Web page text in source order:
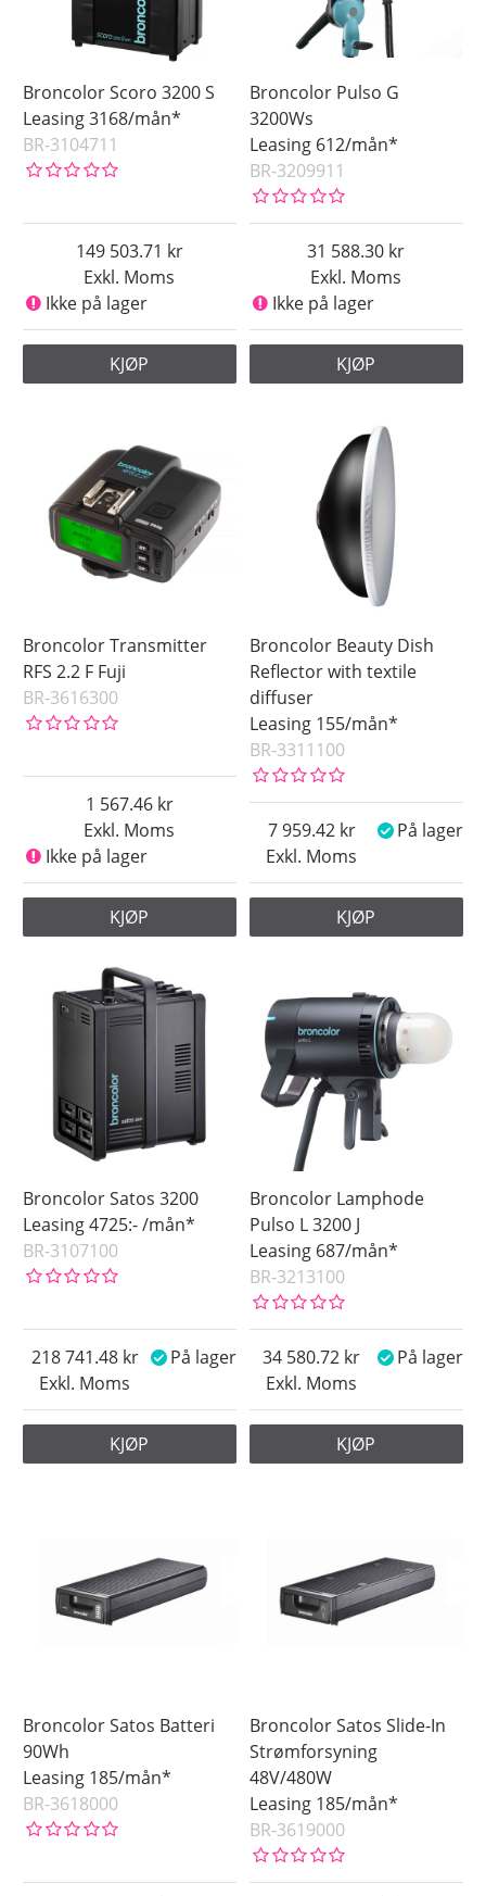
Broncolor Scoro 3200 S
Leasing 3168/mån*
BR-3104711
Exkl. Moms
149 503.71
Ikke på lager
KJØP
Broncolor Pulso G
3200Ws
Leasing 612/mån*
BR-3209911
Exkl. Moms
31 588.30
Ikke på lager
KJØP
Broncolor Transmitter
RFS 2.2 F Fuji
BR-3616300
Exkl. Moms
1 567.46
Ikke på lager
KJØP
Broncolor Beauty Dish
Reflector with textile
diffuser
Leasing 155/mån*
BR-3311100
Exkl. Moms
7 959.42 På lager
KJØP
Broncolor Satos 3200
Leasing 4725:- /mån*
BR-3107100
Exkl. Moms
218 741.48 På lager
KJØP
Broncolor Lamphode
Pulso L 3200 J
Leasing 687/mån*
BR-3213100
Exkl. Moms
34 580.72 På lager
KJØP
Broncolor Satos Batteri
90Wh
Leasing 185/mån*
BR-3618000
Broncolor Satos Slide-In
Strømforsyning
48V/480W
Leasing 185/mån*
BR-3619000